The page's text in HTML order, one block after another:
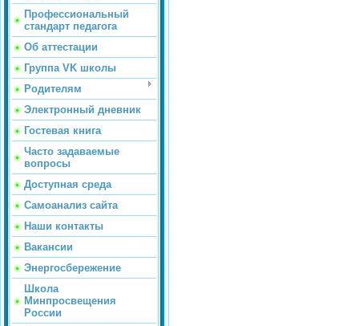
Профессиональный
стандарт педагога
Об аттестации
Группа VK школы
Родителям
Электронный дневник
Гостевая книга
Часто задаваемые
вопросы
Доступная среда
Самоанализ сайта
Наши контакты
Вакансии
Энергосбережение
Школа
Минпросвещения
России